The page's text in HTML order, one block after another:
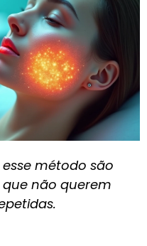
método são
não querem